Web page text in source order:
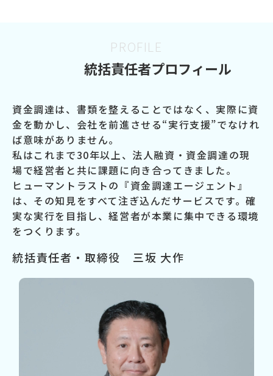
PROFILE
統括責任者プロフィール
資金調達は、書類を整えることではなく、実際に資
金を動かし、会社を前進させる“実行支援”でなけれ
ば意味がありません。
私はこれまで30年以上、法人融資・資金調達の現
場で経営者と共に課題に向き合ってきました。
ヒューマントラストの『資金調達エージェント』
は、その知見をすべて注ぎ込んだサービスです。確
実な実行を目指し、経営者が本業に集中できる環境
をつくります。
統括責任者・取締役 三坂 大作